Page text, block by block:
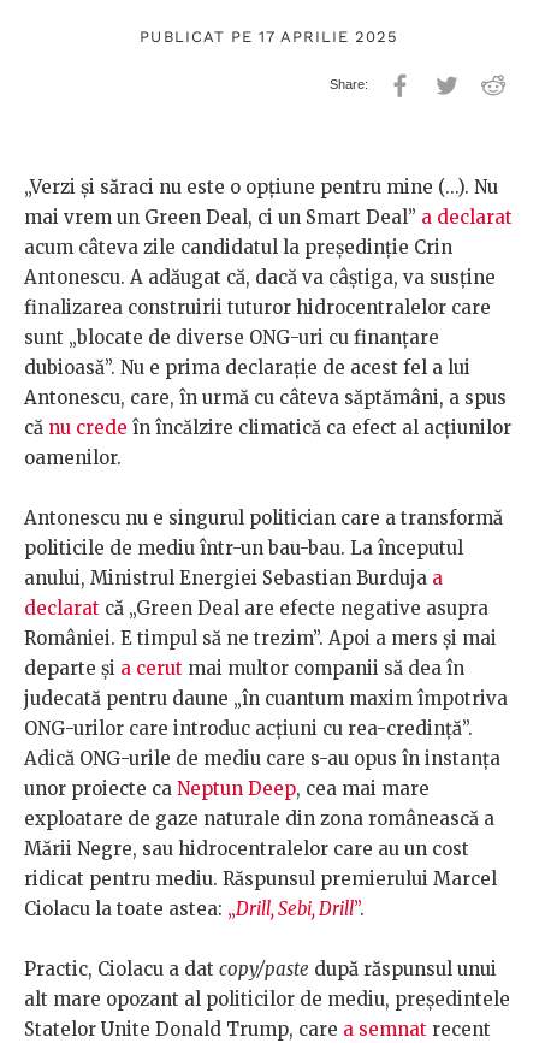
PUBLICAT PE 17 APRILIE 2025
„Verzi şi săraci nu este o opţiune pentru mine (...). Nu
mai vrem un Green Deal, ci un Smart Deal” a declarat
acum câteva zile candidatul la președinție Crin
Antonescu. A adăugat că, dacă va câștiga, va susţine
finalizarea construirii tuturor hidrocentralelor care
sunt „blocate de diverse ONG-uri cu finanţare
dubioasă”. Nu e prima declarație de acest fel a lui
Antonescu, care, în urmă cu câteva săptămâni, a spus
că nu crede în încălzire climatică ca efect al acțiunilor
oamenilor.
Antonescu nu e singurul politician care a transformă
politicile de mediu într-un bau-bau. La începutul
anului, Ministrul Energiei Sebastian Burduja a
declarat că „Green Deal are efecte negative asupra
României. E timpul să ne trezim”. Apoi a mers și mai
departe și a cerut mai multor companii să dea în
judecată pentru daune „în cuantum maxim împotriva
ONG-urilor care introduc acțiuni cu rea-credință”.
Adică ONG-urile de mediu care s-au opus în instanța
unor proiecte ca Neptun Deep, cea mai mare
exploatare de gaze naturale din zona românească a
Mării Negre, sau hidrocentralelor care au un cost
ridicat pentru mediu. Răspunsul premierului Marcel
Ciolacu la toate astea: „Drill, Sebi, Drill”.
Practic, Ciolacu a dat copy/paste după răspunsul unui
alt mare opozant al politicilor de mediu, președintele
Statelor Unite Donald Trump, care a semnat recent